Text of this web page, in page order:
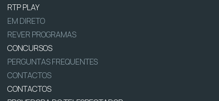
RTP PLAY
EM DIRETO
REVER PROGRAMAS
CONCURSOS
PERGUNTAS FREQUENTES
CONTACTOS
CONTACTOS